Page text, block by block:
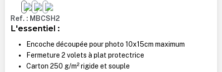
Ignorer la galerie d'images
Ref. : MBCSH2
L'essentiel :
Encoche découpée pour photo 10x15cm maximum
Fermeture 2 volets à plat protectrice
Carton 250 g/m² rigide et souple